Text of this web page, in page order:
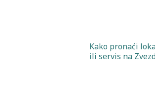
Kako pronaći
ili servis na